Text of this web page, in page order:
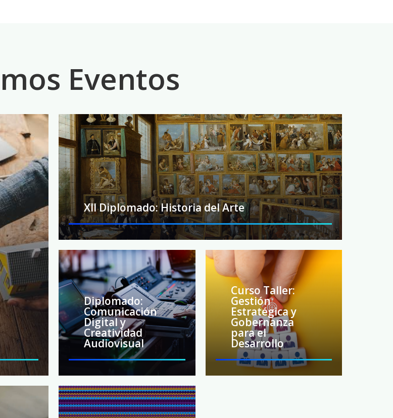
Eventos
XII Diplomado: Historia del Arte
Diplomado:
Comunicación
Digital y
Creatividad
Audiovisual
Curso Taller:
Gestión
Estratégica y
Gobernanza
para el
Desarrollo